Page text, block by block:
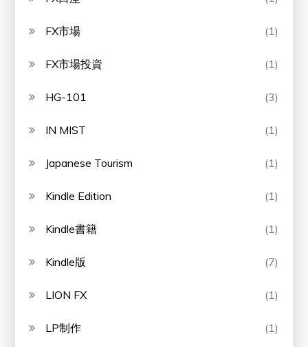
FX市場 (1)
FX市場投資 (1)
HG-101 (3)
IN MIST (1)
Japanese Tourism (1)
Kindle Edition (1)
Kindle書籍 (1)
Kindle版 (7)
LION FX (1)
LP制作 (1)